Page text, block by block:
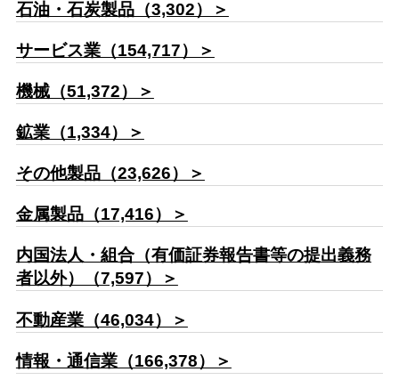
石油・石炭製品（3,302）＞
サービス業（154,717）＞
機械（51,372）＞
鉱業（1,334）＞
その他製品（23,626）＞
金属製品（17,416）＞
内国法人・組合（有価証券報告書等の提出義務
者以外）（7,597）＞
不動産業（46,034）＞
情報・通信業（166,378）＞